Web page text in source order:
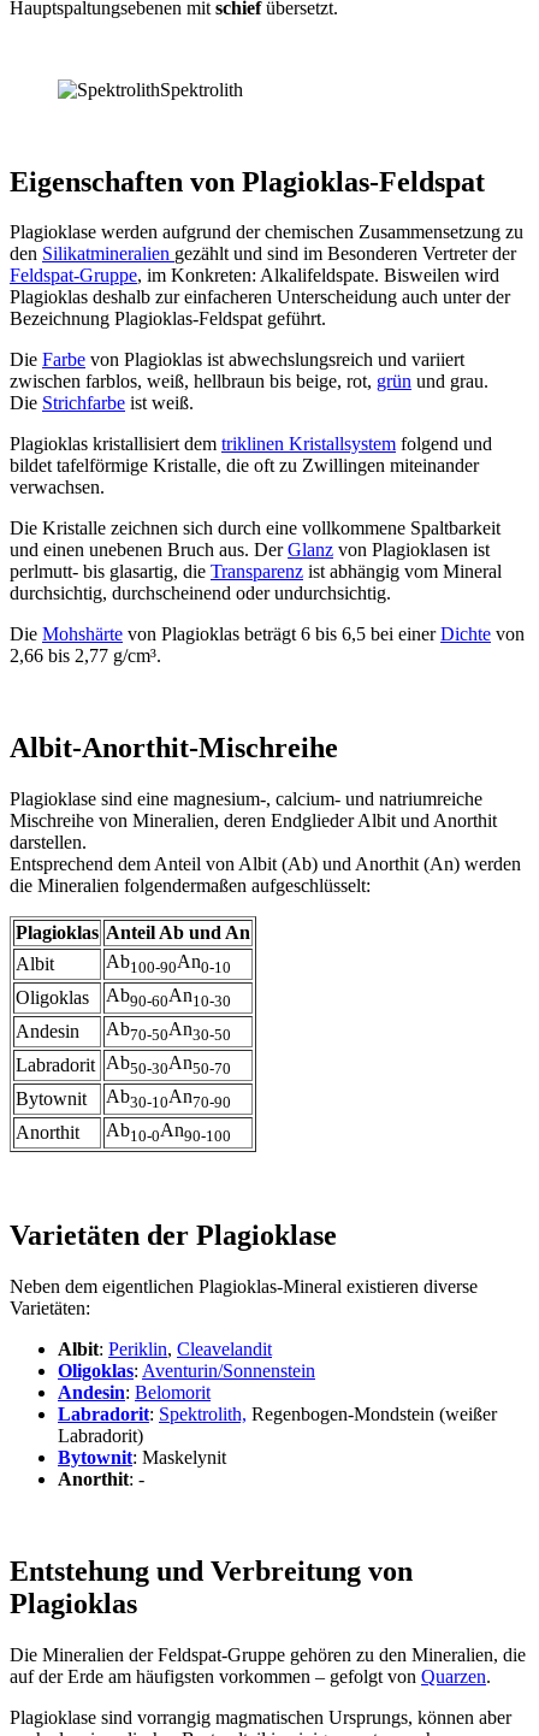
Hauptspaltungsebenen mit schiefübersetzt.
Spektrolith
Eigenschaften von Plagioklas-Feldspat
Plagioklase werden aufgrund der chemischen Zusammensetzung zu
den Silikatmineralien gezählt und sind im Besonderen Vertreter der
Feldspat-Gruppe, im Konkreten: Alkalifeldspate. Bisweilen wird
Plagioklas deshalb zur einfacheren Unterscheidung auch unter der
Bezeichnung Plagioklas-Feldspat geführt.
Die Farbe von Plagioklas ist abwechslungsreich und variiert
zwischen farblos, weiß, hellbraun bis beige, rot, grün und grau.
Die Strichfarbe ist weiß.
Plagioklas kristallisiert dem triklinen Kristallsystem folgend und
bildet tafelförmige Kristalle, die oft zu Zwillingen miteinander
verwachsen.
Die Kristalle zeichnen sich durch eine vollkommene Spaltbarkeit
und einen unebenen Bruch aus. DerGlanz von Plagioklasen ist
perlmutt- bis glasartig, die Transparenz ist abhängig vom Mineral
durchsichtig, durchscheinend oder undurchsichtig.
Die Mohshärte von Plagioklas beträgt 6 bis 6,5 bei einerDichte von
2,66 bis 2,77 g/cm³.
Albit-Anorthit-Mischreihe
Plagioklase sind eine magnesium-, calcium- und natriumreiche
Mischreihe von Mineralien, deren Endglieder Albit und Anorthit
darstellen.
Entsprechend dem Anteil von Albit (Ab) und Anorthit (An) werden
die Mineralien folgendermaßen aufgeschlüsselt:
Plagioklas Anteil Ab und An
Albit
Ab100-90An0-10
Oligoklas Ab90-60An10-30
Andesin Ab70-50An30-50
Labradorit Ab50-30An50-70
Bytownit Ab30-10An70-90
Anorthit Ab10-0An90-100
Varietäten der Plagioklase
Neben dem eigentlichen Plagioklas-Mineral existieren diverse
Varietäten:
Albit: Periklin, Cleavelandit
Oligoklas: Aventurin/Sonnenstein
Andesin: Belomorit
Labradorit: Spektrolith, Regenbogen-Mondstein (weißer
Labradorit)
Bytownit: Maskelynit
Anorthit: -
Entstehung und Verbreitung von
Plagioklas
Die Mineralien der Feldspat-Gruppe gehören zu den Mineralien, die
auf der Erde am häufigsten vorkommen – gefolgt von Quarzen.
Plagioklase sind vorrangig magmatischen Ursprungs, können aber